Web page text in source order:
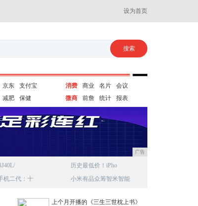
设为首页
京东
支付宝
减肥 保健
消费 商业 名片
会议
微商
前詹 统计 报表
广告
机二代：十
历史最低价！iPho
小米有品众筹智米智能
上个月开播的《三生三世枕上书》